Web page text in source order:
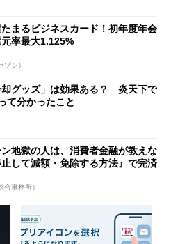
まるビジネスカード！初年度年会
率最大1.125%
ゾン）
却グッズ」は効果ある？ 炎天下で
て分かったこと
地獄の人は、消費者金融が教えな
して減額・免除する方法』で完済
合事務所）